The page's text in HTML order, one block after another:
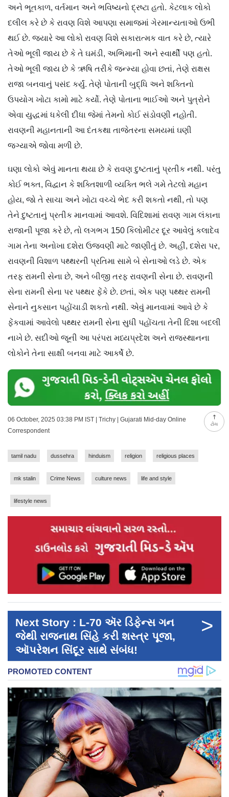
ટોચ
અને ભૂતકાળ, વર્તમાન અને ભવિષ્યનો દ્રષ્ટા હતો. કેટલાક લોકો
દલીલ કરે છે કે રાવણ વિશે આપણા સમાજમાં ગેરમાન્યતાઓ ઉભી
થઈ છે. જ્યારે આ લોકો રાવણ વિશે સકારાત્મક વાત કરે છે, ત્યારે
તેઓ ભૂલી જાય છે કે તે ઘમંડી, અભિમાની અને સ્વાર્થી પણ હતો.
તેઓ ભૂલી જાય છે કે ઋષિ તરીકે જન્મ્યા હોવા છતાં, તેણે રાક્ષસ
રાજા બનવાનું પસંદ કર્યું. તેણે પોતાની બુદ્ધિ અને શક્તિનો
ઉપયોગ ખોટા કામો માટે કર્યો. તેણે પોતાના ભાઈઓ અને પુત્રોને
એવા યુદ્ધમાં ધકેલી દીધા જેમાં તેમનો કોઈ સંડોવણી નહોતી.
રાવણની મહાનતાની આ દંતકથા તાજેતરના સમયમાં ઘણી
જગ્યાએ જોવા મળી છે.
ઘણા લોકો એવું માનતા થયા છે કે રાવણ દુષ્ટતાનું પ્રતીક નથી. પરંતુ
કોઈ ભક્ત, વિદ્વાન કે શક્તિશાળી વ્યક્તિ ભલે ગમે તેટલો મહાન
હોય, જો તે સાચા અને ખોટા વચ્ચે ભેદ કરી શકતો નથી, તો પણ
તેને દુષ્ટતાનું પ્રતીક માનવામાં આવશે. વિદિશામાં રાવણ ગામ લંકાના
રાજાની પૂજા કરે છે, તો લગભગ 150 કિલોમીટર દૂર આવેલું કલાદેવ
ગામ તેના અનોખા દશેરા ઉજવણી માટે જાણીતું છે. અહીં, દશેરા પર,
રાવણની વિશાળ પથ્થરની પ્રતિમા સામે બે સેનાઓ લડે છે. એક
તરફ રામની સેના છે, અને બીજી તરફ રાવણની સેના છે. રાવણની
સેના રામની સેના પર પથ્થર ફેંકે છે. છતાં, એક પણ પથ્થર રામની
સેનાને નુકસાન પહોંચાડી શકતો નથી. એવું માનવામાં આવે છે કે
ફેંકવામાં આવેલો પથ્થર રામની સેના સુધી પહોંચતા તેની દિશા બદલી
નાખે છે. સદીઓ જૂની આ પરંપરા મધ્યપ્રદેશ અને રાજસ્થાનના
લોકોને તેના સાક્ષી બનવા માટે આકર્ષે છે.
06 October, 2025 03:38 PM IST | Trichy | Gujarati Mid-day Online
Correspondent
tamil nadu dussehra hinduism religion religious places
mk stalin Crime News culture news life and style
lifestyle news
Next Story : L-70 ઍર ડિફેન્સ ગન
જેથી રાજનાથ સિંહે કરી શસ્ત્ર પૂજા,
ઑપરેશન સિંદૂર સાથે સંબંધ!
>